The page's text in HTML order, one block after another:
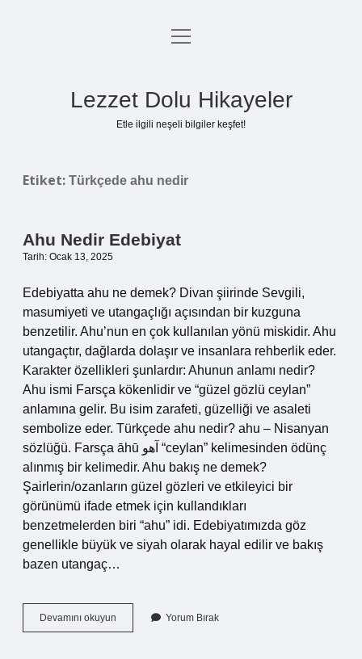
Anasayfa
menüyü
Lezzet Dolu Hikayeler
Etle ilgili neşeli bilgiler keşfet!
Etiket: Türkçede ahu nedir
Ahu Nedir Edebiyat
Tarih: Ocak 13, 2025
Edebiyatta ahu ne demek? Divan şiirinde Sevgili,
masumiyeti ve utangaçlığı açısından bir kuzguna
benzetilir. Ahu’nun en çok kullanılan yönü miskidir. Ahu
utangaçtır, dağlarda dolaşır ve insanlara rehberlik eder.
Karakter özellikleri şunlardır: Ahunun anlamı nedir?
Ahu ismi Farsça kökenlidir ve “güzel gözlü ceylan”
anlamına gelir. Bu isim zarafeti, güzelliği ve asaleti
sembolize eder. Türkçede ahu nedir? ahu – Nisanyan
sözlüğü. Farsça āhū آهو “ceylan” kelimesinden ödünç
alınmış bir kelimedir. Ahu bakış ne demek?
Şairlerin/ozanların güzel gözleri ve etkileyici bir
görünümü ifade etmek için kullandıkları
benzetmelerden biri “ahu” idi. Edebiyatımızda göz
genellikle büyük ve siyah olarak hayal edilir ve bakış
bazen utangaç…
Devamını okuyun
Nedir
Yorum Bırak